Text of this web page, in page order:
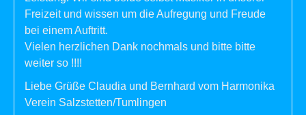
Freizeit und wissen um die Aufregung und Freude
bei einem Auftritt.
Vielen herzlichen Dank nochmals und bitte bitte
weiter so !!!!
Liebe Grüße Claudia und Bernhard vom Harmonika
Verein Salzstetten/Tumlingen